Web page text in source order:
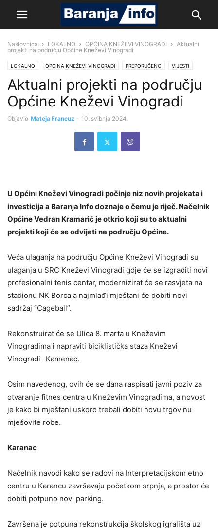
Naslovnica LOKALNO OPĆINA KNEŽEVI VINOGRADI
Aktualni
projekti na području Općine Kneževi Vinogradi
LOKALNO OPĆINA KNEŽEVI VINOGRADI PREPORUČENO VIJESTI
Aktualni projekti na području
Općine Kneževi Vinogradi
Objavio Mateja Francuz - 10. svibnja 2024.
U Općini Kneževi Vinogradi počinje niz novih projekata i
investicija a Baranja Info doznaje o čemu je riječ. Načelnik
Općine Vedran Kramarić je otkrio koji su to aktualni
projekti koji će se odvijati na području Općine.
Veća ulaganja na području Općine Kneževi Vinogradi su
ulaganja u SRC Kneževi Vinogradi gdje će se izgraditi novi
profesionalni tenis centar, modernizirat će se rasvjeta na
stadionu NK Borca a najmlađi mještani će dobiti novi
sadržaj “Cageball”.
Rekonstruirat će se Ulica 8. marta u Kneževim
Vinogradima i napraviti biciklistička staza Kneževi
Vinogradi- Kamenac.
Osim navedenog, ovih će se dana raspisati javni poziv za
otvaranje fitnes centra u Kneževim Vinogradima, a novost
je kako bi mještani uskoro trebali dobiti novu trgovinu
mješovite robe.
Karanac
Načelnik navodi kako se radovi na Interpretacijskom etno
centru u Karancu završavaju početkom srpnja, a prostor će
dobiti potpuno novi parking.
Završena je potpuna rekonstrukcija školskog igrališta uz